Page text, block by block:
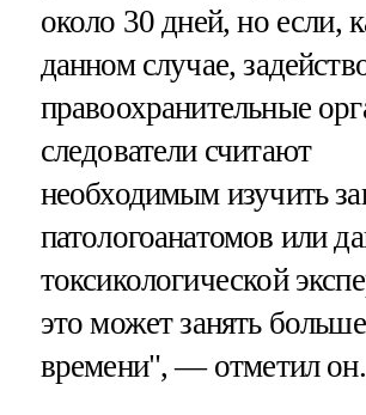
около 30 дней, но если,
данном случае,
правоохранительные
следователи считают
необходимым изучить
патологоанатомов или
токсикологической
это может занять больше
времени", — отметил он.